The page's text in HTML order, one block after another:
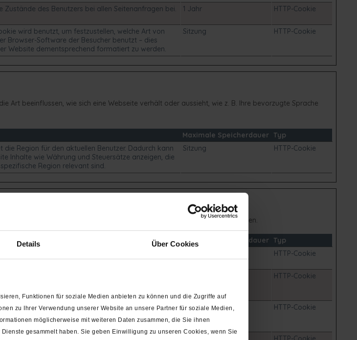
Details Über Cookies
Funktionen für soziale Medien anbieten zu können und die Zugriffe auf
zu Ihrer Verwendung unserer Website an unsere Partner für soziale Medien,
möglicherweise mit weiteren Daten zusammen, die Sie ihnen
gesammelt haben. Sie geben Einwilligung zu unseren Cookies, wenn Sie
Zustände des Benutzers bei allen Seitenanfragen bei. 1 Jahr HTTP-Cookie
wird benutzt, um festzustellen, welche Art von
Browser-Software der Besucher benutzt – dies
Website dementsprechend formatiert zu werden.
Sitzung HTTP-Cookie
Art beeinflussen, wie sich eine Webseite verhält oder aussieht, wie z. B. Ihre bevorzugte Sprache
Maximale Speicherdauer Typ
die Region für den aktuellen Benutzer. Dadurch kann
Inhalte wie Währung und Steuersätze anzeigen, die
Region relevant sind.
Sitzung HTTP-Cookie
interagieren, indem Informationen anonym gesammelt und gemeldet werden.
Maximale Speicherdauer Typ
Skript-Tags zu steuern.
HTTP-Cookie
HTTP-Cookie
dazu, wie oft ein Benutzer eine Website besucht
Daten für den ersten und letzten Besuch. Von Google
2 Jahre HTTP-Cookie